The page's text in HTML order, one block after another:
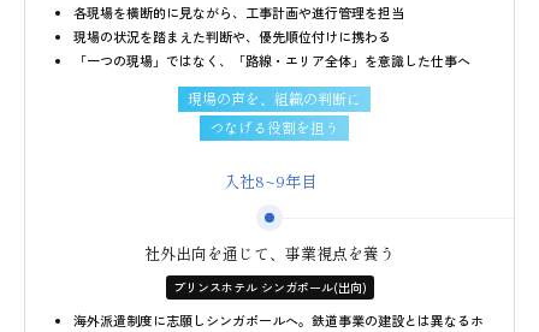
各現場を横断的に見ながら、工事計画や進行管理を担当
現場の状況を踏まえた判断や、優先順位付けに携わる
「一つの現場」ではなく、「路線・エリア全体」を意識した仕事へ
現場の声を、組織の判断に
つなげる役割を担う
入社8~9年目
社外出向を通じて、事業視点を養う
プリンスホテル シンガポール(出向)
海外派遣制度に志願しシンガポールへ。鉄道事業の建設とは異なるホ